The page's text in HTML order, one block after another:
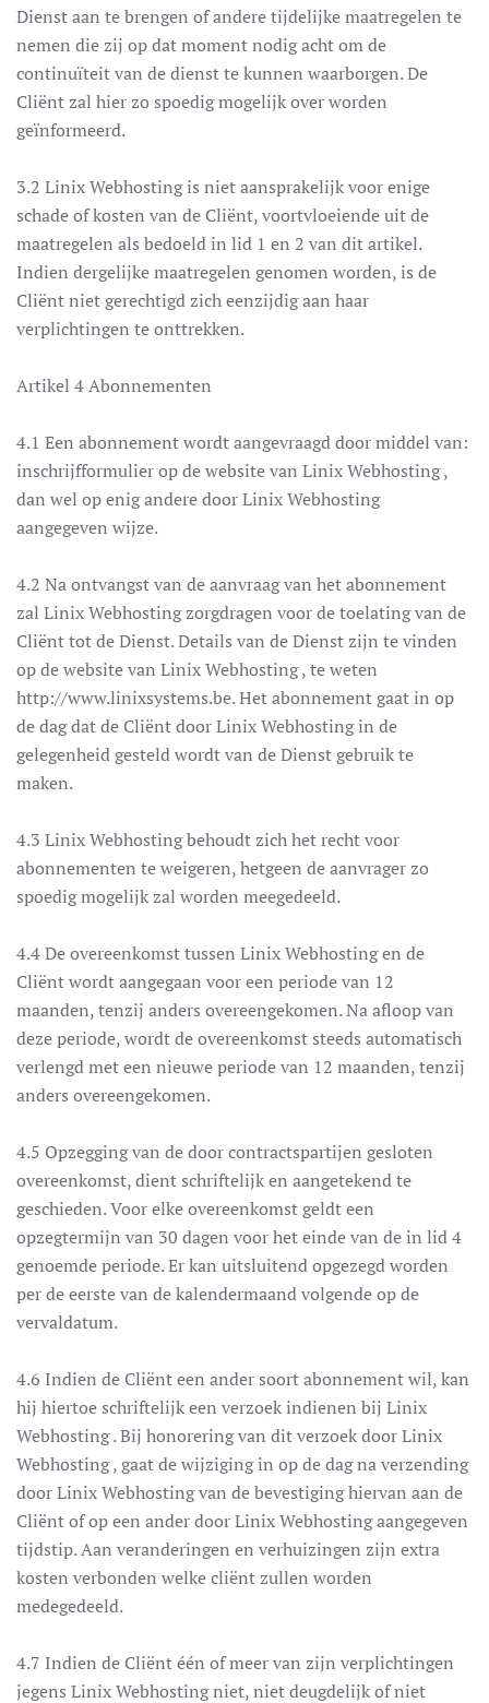
Dienst aan te brengen of andere tijdelijke maatregelen te
nemen die zij op dat moment nodig acht om de
continuïteit van de dienst te kunnen waarborgen. De
Cliënt zal hier zo spoedig mogelijk over worden
geïnformeerd.
3.2 Linix Webhosting is niet aansprakelijk voor enige
schade of kosten van de Cliënt, voortvloeiende uit de
maatregelen als bedoeld in lid 1 en 2 van dit artikel.
Indien dergelijke maatregelen genomen worden, is de
Cliënt niet gerechtigd zich eenzijdig aan haar
verplichtingen te onttrekken.
Artikel 4 Abonnementen
4.1 Een abonnement wordt aangevraagd door middel van:
inschrijfformulier op de website van Linix Webhosting ,
dan wel op enig andere door Linix Webhosting
aangegeven wijze.
4.2 Na ontvangst van de aanvraag van het abonnement
zal Linix Webhosting zorgdragen voor de toelating van de
Cliënt tot de Dienst. Details van de Dienst zijn te vinden
op de website van Linix Webhosting , te weten
http://www.linixsystems.be. Het abonnement gaat in op
de dag dat de Cliënt door Linix Webhosting in de
gelegenheid gesteld wordt van de Dienst gebruik te
maken.
4.3 Linix Webhosting behoudt zich het recht voor
abonnementen te weigeren, hetgeen de aanvrager zo
spoedig mogelijk zal worden meegedeeld.
4.4 De overeenkomst tussen Linix Webhosting en de
Cliënt wordt aangegaan voor een periode van 12
maanden, tenzij anders overeengekomen. Na afloop van
deze periode, wordt de overeenkomst steeds automatisch
verlengd met een nieuwe periode van 12 maanden, tenzij
anders overeengekomen.
4.5 Opzegging van de door contractspartijen gesloten
overeenkomst, dient schriftelijk en aangetekend te
geschieden. Voor elke overeenkomst geldt een
opzegtermijn van 30 dagen voor het einde van de in lid 4
genoemde periode. Er kan uitsluitend opgezegd worden
per de eerste van de kalendermaand volgende op de
vervaldatum.
4.6 Indien de Cliënt een ander soort abonnement wil, kan
hij hiertoe schriftelijk een verzoek indienen bij Linix
Webhosting . Bij honorering van dit verzoek door Linix
Webhosting , gaat de wijziging in op de dag na verzending
door Linix Webhosting van de bevestiging hiervan aan de
Cliënt of op een ander door Linix Webhosting aangegeven
tijdstip. Aan veranderingen en verhuizingen zijn extra
kosten verbonden welke cliënt zullen worden
medegedeeld.
4.7 Indien de Cliënt één of meer van zijn verplichtingen
jegens Linix Webhosting niet, niet deugdelijk of niet